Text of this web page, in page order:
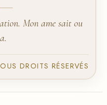
Mon ame sait ou
DROITS RÉSERVÉS